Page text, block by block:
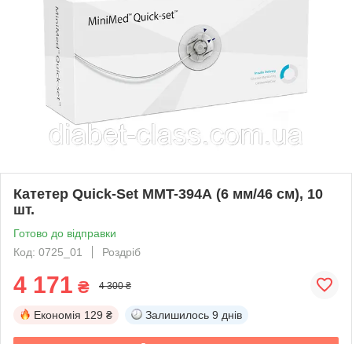
Катетер Quick-Set MMT-394А (6 мм/46 см), 10
шт.
Готово до відправки
Код: 0725_01
Роздріб
4 171 ₴ 4 300 ₴
Економія 129 ₴ Залишилось 9 днів